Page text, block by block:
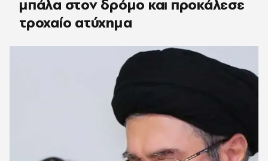
μπάλα στον δρόμο και προκάλεσε
τροχαίο ατύχημα